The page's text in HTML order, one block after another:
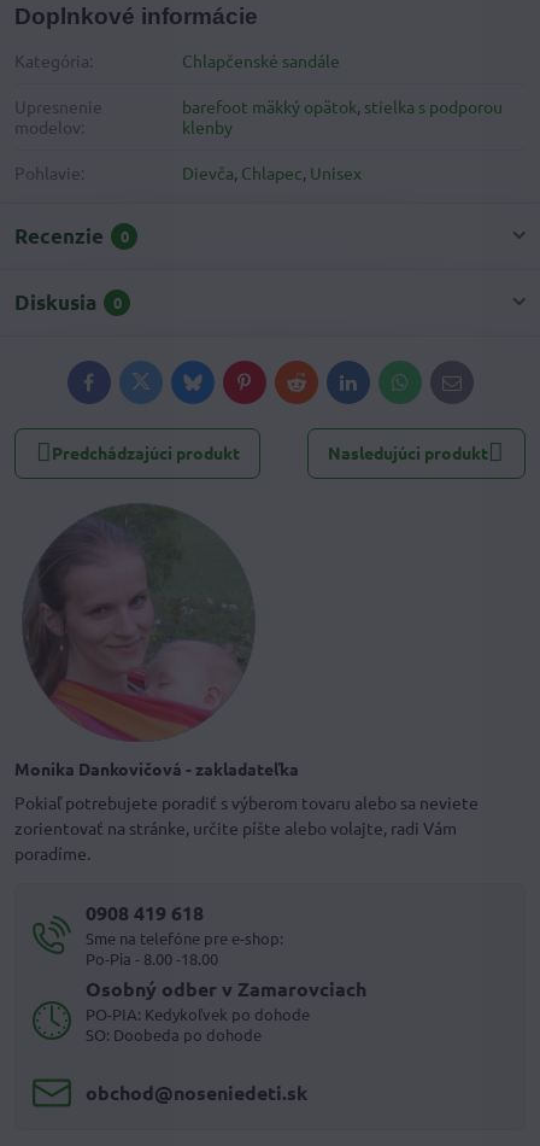
Doplnkové informácie
Kategória: Chlapčenské sandále
Upresnenie
modelov:
barefoot mäkký opätok, stielka s podporou
klenby
Pohlavie: Dievča, Chlapec, Unisex
Recenzie 0
Diskusia 0
FacebookTwitterBlueskyPinterestRedditLinkedInWhatsApp
E-
mail
Predchádzajúci produkt Nasledujúci produkt
Monika Dankovičová - zakladateľka
Pokiaľ potrebujete poradiť s výberom tovaru alebo sa neviete
zorientovať na stránke, určite píšte alebo volajte, radi Vám
poradíme.
0908 419 618
Sme na telefóne pre e-shop:
Po-Pia - 8.00 -18.00
Osobný odber v Zamarovciach
PO-PIA: Kedykoľvek po dohode
SO: Doobeda po dohode
obchod​@noseniedeti​.sk